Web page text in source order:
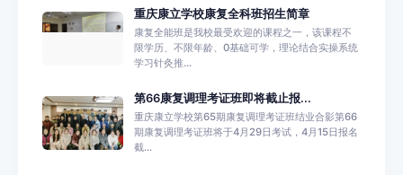
重庆康立学校康复全科班招生简章
康复全能班是我校最受欢迎的课程之一，该课程不
限学历、不限年龄、0基础可学，理论结合实操系统
学习针灸推...
第66康复调理考证班即将截止报...
重庆康立学校第65期康复调理考证班结业合影第66
期康复调理考证班将于4月29日考试，4月15日报名
截...